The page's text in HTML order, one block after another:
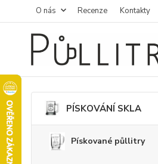
O nás Recenze Kontakty
PÍSKOVÁNÍ SKLA
Pískované půllitry